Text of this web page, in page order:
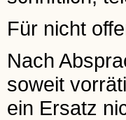
Für nicht
Nach
soweit
ein Ersatz